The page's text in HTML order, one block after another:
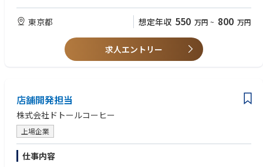
福利厚生も充実しており、交通費全額支給や住宅手当、食事補助など、働
きやすい環境が整っています。チームワークを重視し、仲間意識を育むこ
とで、組織全体の成長を促進する文化を持っています。
【求める人物像】
・問題発生時に冷静に原因を整理できる方
・他部署とのコミュニケーションを円滑に行える方
【歓迎要件】
・2級建築士
・宅建士
東京都 想定年収 550 万円 ~ 800 万円
求人エントリー
店舗開発担当
株式会社ドトールコーヒー
上場企業
仕事内容